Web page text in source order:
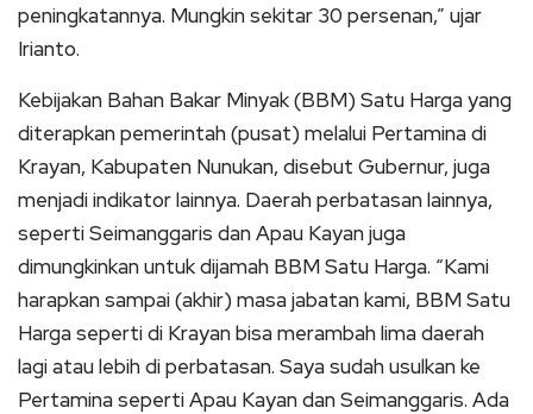
peningkatannya. Mungkin sekitar 30 persenan,” ujar
Irianto.
Kebijakan Bahan Bakar Minyak (BBM) Satu Harga yang
diterapkan pemerintah (pusat) melalui Pertamina di
Krayan, Kabupaten Nunukan, disebut Gubernur, juga
menjadi indikator lainnya. Daerah perbatasan lainnya,
seperti Seimanggaris dan Apau Kayan juga
dimungkinkan untuk dijamah BBM Satu Harga. “Kami
harapkan sampai (akhir) masa jabatan kami, BBM Satu
Harga seperti di Krayan bisa merambah lima daerah
lagi atau lebih di perbatasan. Saya sudah usulkan ke
Pertamina seperti Apau Kayan dan Seimanggaris. Ada